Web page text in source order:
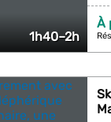
1h40–2h
À